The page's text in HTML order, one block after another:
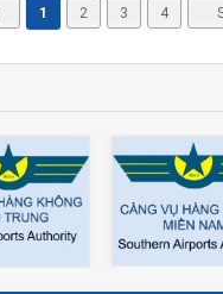
1 2 3 4